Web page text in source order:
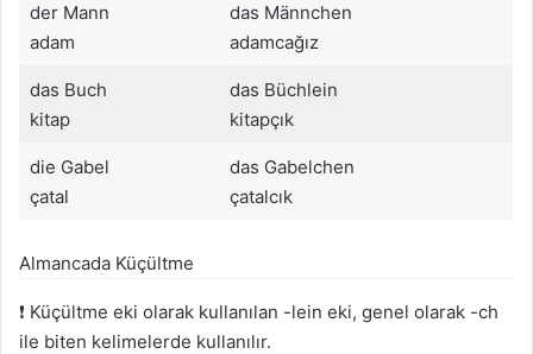
der Mann
adam
das Männchen
adamcağız
das Buch
kitap
das Büchlein
kitapçık
die Gabel
çatal
das Gabelchen
çatalcık
Almancada Küçültme
❗ Küçültme eki olarak kullanılan -lein eki, genel olarak -ch
ile biten kelimelerde kullanılır.